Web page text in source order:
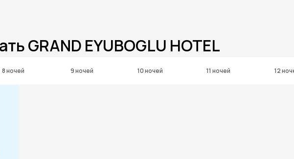
GRAND EYUBOGLU HOTEL
8 ночей 9 ночей 10 ночей 11 ночей 12